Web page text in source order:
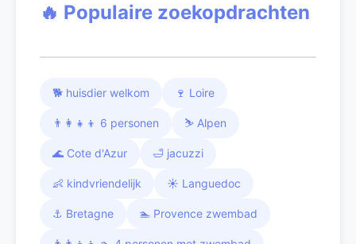
🔥 Populaire zoekopdrachten
🐕 huisdier welkom 🍷 Loire
👨‍👩‍👧‍👦 6 personen ⛷️ Alpen
🌊 Cote d'Azur 🛁 jacuzzi
👶 kindvriendelijk ☀️ Languedoc
⚓ Bretagne 🏊 Provence zwembad